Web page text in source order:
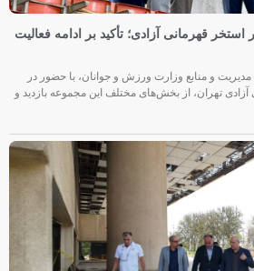
قهرمانی آزادی؛ تأکید بر ادامه فعالیت
و منابع وزارت ورزش و جوانان، با حضور در
تهران، از بخش‌های مختلف این مجموعه بازدید و